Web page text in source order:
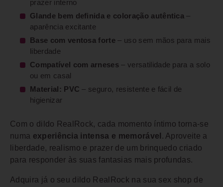
prazer interno
Glande bem definida e coloração autêntica –
aparência excitante
Base com ventosa forte – uso sem mãos para mais
liberdade
Compatível com arneses – versatilidade para a solo
ou em casal
Material: PVC – seguro, resistente e fácil de
higienizar
Com o dildo RealRock, cada momento íntimo torna-se
numa experiência intensa e memorável . Aproveite a
liberdade, realismo e prazer de um brinquedo criado
para responder às suas fantasias mais profundas.
Adquira já o seu dildo RealRock na sua sex shop de